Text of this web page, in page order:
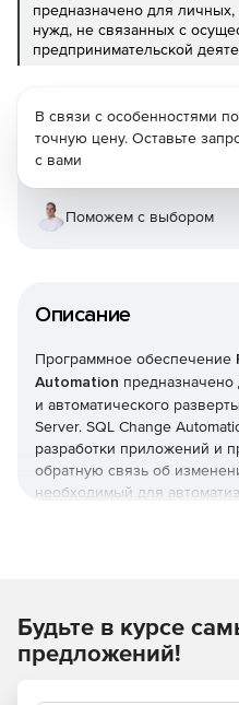
предназначено для
нужд, не связанных с
предпринимательской
Описание
Программное обеспечение
Automation
и автоматического
Server. SQL Change
разработки приложений и
обратную связь об
необходимый для
БД, создавая, тестируя
Быстрый и надежный
В связи с особенностями
точную цену. Оставьте
с вами
Поможем с выбором
Будьте в курсе
предложений!